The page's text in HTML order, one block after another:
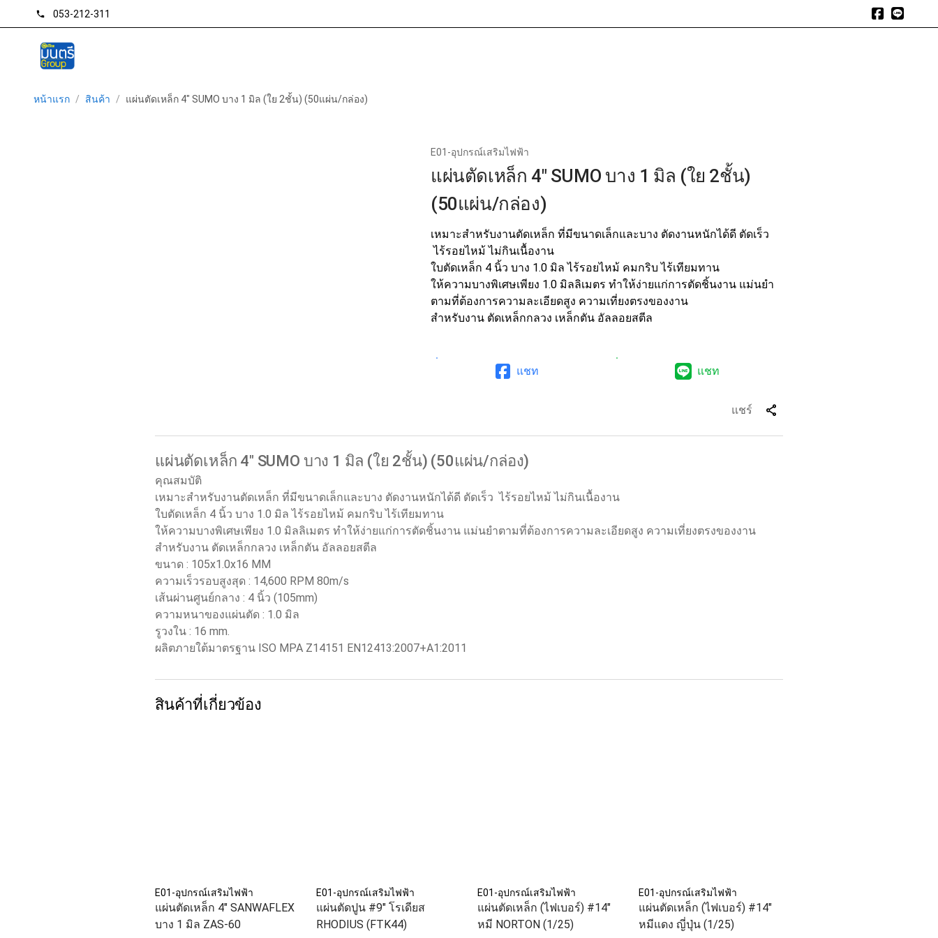
phone 053-212-311
หน้าแรก / สินค้า / แผ่นตัดเหล็ก 4" SUMO บาง 1 มิล (ใย 2ชั้น) (50แผ่น/กล่อง)
E01-อุปกรณ์เสริมไฟฟ้า
แผ่นตัดเหล็ก 4" SUMO บาง 1 มิล (ใย 2ชั้น)
(50แผ่น/กล่อง)
เหมาะสำหรับงานตัดเหล็ก ที่มีขนาดเล็กและบาง ตัดงานหนักได้ดี ตัดเร็ว
ไร้รอยไหม้ ไม่กินเนื้องาน
ใบตัดเหล็ก 4 นิ้ว บาง 1.0 มิล ไร้รอยไหม้ คมกริบ ไร้เทียมทาน
ให้ความบางพิเศษเพียง 1.0 มิลลิเมตร ทำให้ง่ายแก่การตัดชิ้นงาน แม่นยำ
ตามที่ต้องการความละเอียดสูง ความเที่ยงตรงของงาน
สำหรับงาน ตัดเหล็กกลวง เหล็กตัน อัลลอยสตีล
แชท แชท
แชร์ share
แผ่นตัดเหล็ก 4" SUMO บาง 1 มิล (ใย 2ชั้น) (50แผ่น/กล่อง)
คุณสมบัติ
เหมาะสำหรับงานตัดเหล็ก ที่มีขนาดเล็กและบาง ตัดงานหนักได้ดี ตัดเร็ว ไร้รอยไหม้ ไม่กินเนื้องาน
ใบตัดเหล็ก 4 นิ้ว บาง 1.0 มิล ไร้รอยไหม้ คมกริบ ไร้เทียมทาน
ให้ความบางพิเศษเพียง 1.0 มิลลิเมตร ทำให้ง่ายแก่การตัดชิ้นงาน แม่นยำตามที่ต้องการความละเอียดสูง ความเที่ยงตรงของงาน
สำหรับงาน ตัดเหล็กกลวง เหล็กตัน อัลลอยสตีล
ขนาด : 105x1.0x16 MM
ความเร็วรอบสูงสุด : 14,600 RPM 80m/s
เส้นผ่านศูนย์กลาง : 4 นิ้ว (105mm)
ความหนาของแผ่นตัด : 1.0 มิล
รูวงใน : 16 mm.
ผลิตภายใต้มาตรฐาน ISO MPA Z14151 EN12413:2007+A1:2011
สินค้าที่เกี่ยวข้อง
E01-อุปกรณ์เสริมไฟฟ้า
แผ่นตัดเหล็ก 4" SANWAFLEX
บาง 1 มิล ZAS-60
E01-อุปกรณ์เสริมไฟฟ้า
แผ่นตัดปูน #9" โรเดียส
RHODIUS (FTK44)
E01-อุปกรณ์เสริมไฟฟ้า
แผ่นตัดเหล็ก (ไฟเบอร์) #14"
หมี NORTON (1/25)
E01-อุปกรณ์เสริมไฟฟ้า
แผ่นตัดเหล็ก (ไฟเบอร์) #14"
หมีแดง ญี่ปุ่น (1/25)